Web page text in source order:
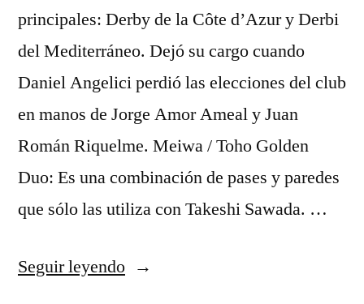
principales: Derby de la Côte d’Azur y Derbi
del Mediterráneo. Dejó su cargo cuando
Daniel Angelici perdió las elecciones del club
en manos de Jorge Amor Ameal y Juan
Román Riquelme. Meiwa / Toho Golden
Duo: Es una combinación de pases y paredes
que sólo las utiliza con Takeshi Sawada. …
Seguir leyendo«uniforme